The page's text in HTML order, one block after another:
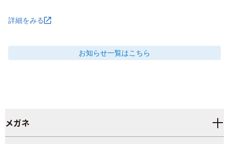
詳細をみる
お知らせ一覧はこちら
メガネ